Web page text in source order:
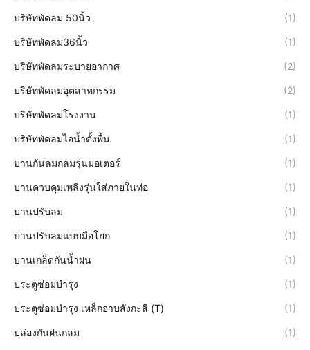
บริษัทพัดลม 50นิ้ว (1)
บริษัทพัดลม36นิ้ว (1)
บริษัทพัดลมระบายอากาศ (2)
บริษัทพัดลมอุตสาหกรรม (2)
บริษัทพัดลมโรงงาน (1)
บริษัทพัดลมไอน้ำตั้งพื้น (1)
บานกันลมกลมรุ่นมอเตอร์ (1)
บานควบคุมเพลิงรุ่นใส่ภายในท่อ (1)
บานปรับลม (1)
บานปรับลมแบบมือโยก (1)
บานเกล็ดกันน้ำฝน (1)
ประตูซ่อมบำรุง (1)
ประตูซ่อมบำรุง เหล็กอาบสังกะสี (T) (1)
ปล่องกันฝนกลม (1)